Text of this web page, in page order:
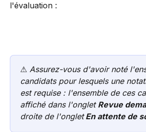
l'évaluation :
⚠ Assurez-vous d'avoir noté
candidats pour lesquels une
est requise : l'ensemble de ces
affiché dans l'onglet Revue
droite de l'onglet En attente de